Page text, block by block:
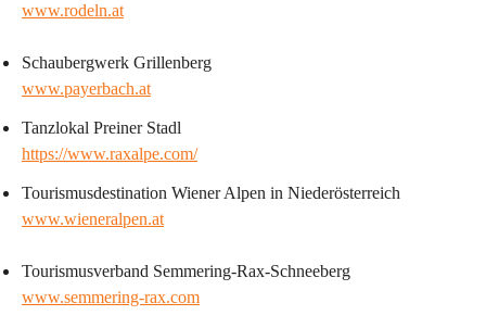
www.rodeln.at
Schaubergwerk Grillenberg
www.payerbach.at
Tanzlokal Preiner Stadl
https://www.raxalpe.com/
Tourismusdestination Wiener Alpen in Niederösterreich
www.wieneralpen.at
Tourismusverband Semmering-Rax-Schneeberg
www.semmering-rax.com